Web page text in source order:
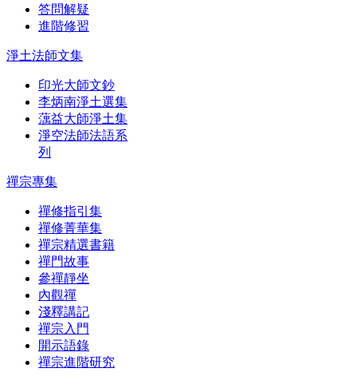
答問解疑
進階修習
淨土法師文集
印光大師文鈔
李炳南淨土選集
蕅益大師淨土集
淨空法師法語系
列
禪宗專集
禪修指引集
禪修菁華集
禪宗精選書籍
禪門故事
參禪靜坐
內觀禪
淺釋講記
禪宗入門
開示語錄
禪宗進階研究